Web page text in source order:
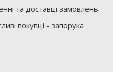
та доставці замовлень.
покупці - запорука